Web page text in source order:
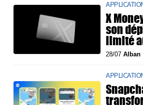
X
son
limité
28/07Alban